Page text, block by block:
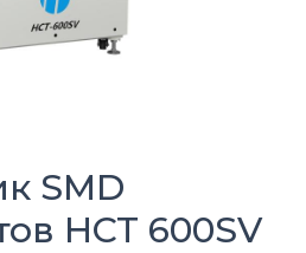
SMD
HCT 600SV